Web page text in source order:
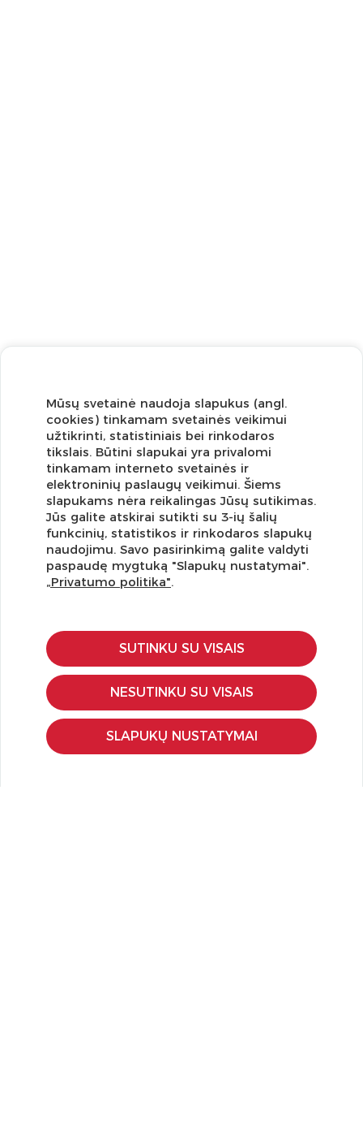
Užsisakykite naujienlaiškį ir pirmi gaukite geriausius
pasiūlymus!
KLIENTŲ APTARNAVIMAS
Pirkimo – pardavimo taisyklės
Pristatymas ir grąžinimas
Apmokėjimo būdai
Kokybės ir saugumo standartai
Privatumo taisyklės
Mūsų svetainė naudoja slapukus (angl.
cookies) tinkamam svetainės veikimui
užtikrinti, statistiniais bei rinkodaros
tikslais. Būtini slapukai yra privalomi
tinkamam interneto svetainės ir
elektroninių paslaugų veikimui. Šiems
slapukams nėra reikalingas Jūsų sutikimas.
Jūs galite atskirai sutikti su 3-ių šalių
funkcinių, statistikos ir rinkodaros slapukų
naudojimu. Savo pasirinkimą galite valdyti
paspaudę mygtuką "Slapukų nustatymai".
„Privatumo politika".
SUTINKU SU VISAIS
NESUTINKU SU VISAIS
SLAPUKŲ NUSTATYMAI